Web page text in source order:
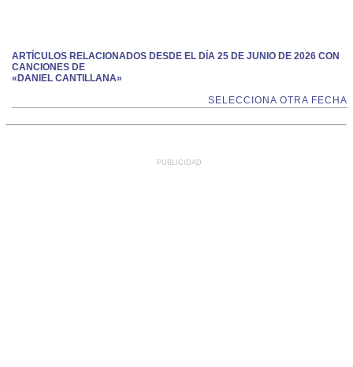
ARTÍCULOS RELACIONADOS DESDE EL DÍA 25 DE JUNIO DE 2026 CON
CANCIONES DE
«DANIEL CANTILLANA»
SELECCIONA OTRA FECHA
PUBLICIDAD